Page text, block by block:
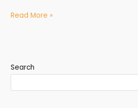
Read More »
Search